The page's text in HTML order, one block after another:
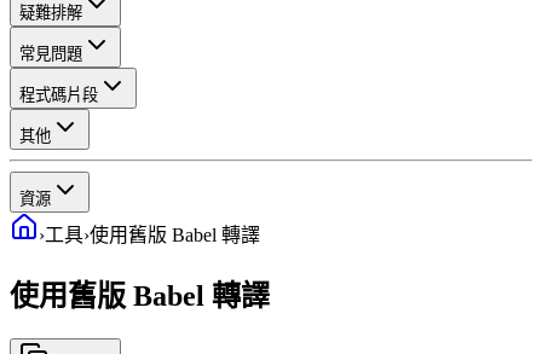
疑難排解
常見問題
程式碼片段
其他
資源
›工具›使用舊版 Babel 轉譯
使用舊版 Babel 轉譯